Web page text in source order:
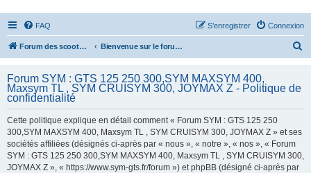
FAQ Connexion
S’enregistrer
Forum des scooters SYM - GTS -MAXSYM - CRUISYM - JOYMAX - Maxsym TL Bienvenue sur le forum des scooters de la gamme SYM
e
h
Forum SYM : GTS 125 250 300,SYM MAXSYM 400,
Maxsym TL , SYM CRUISYM 300, JOYMAX Z - Politique de
confidentialité
Cette politique explique en détail comment « Forum SYM : GTS 125 250
300,SYM MAXSYM 400, Maxsym TL , SYM CRUISYM 300, JOYMAX Z » et ses
sociétés affiliées (désignés ci-après par « nous », « notre », « nos », « Forum
SYM : GTS 125 250 300,SYM MAXSYM 400, Maxsym TL , SYM CRUISYM 300,
JOYMAX Z », « https://www.sym-gts.fr/forum ») et phpBB (désigné ci-après par